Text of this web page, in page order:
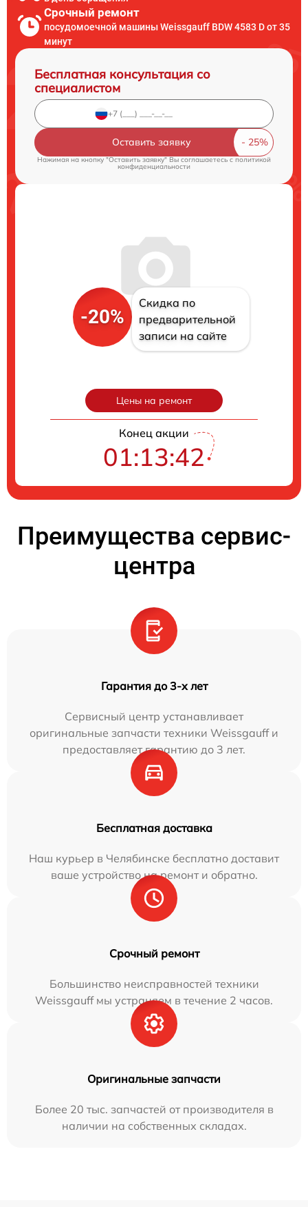
Срочный ремонт
посудомоечной машины Weissgauff BDW 4583 D от 35
минут
Бесплатная консультация со
специалистом
Оставить заявку
Нажимая на кнопку "Оставить заявку" Вы соглашаетесь cполитикой
конфиденциальности
-20%
Скидка по
предварительной
записи на сайте
Цены на ремонт
Конец акции
01:13:41
Преимущества сервис-
центра
Гарантия до 3-х лет
Сервисный центр устанавливает
оригинальные запчасти техники Weissgauff и
предоставляет гарантию до 3 лет.
Бесплатная доставка
Наш курьер в Челябинске бесплатно доставит
ваше устройство на ремонт и обратно.
Срочный ремонт
Большинство неисправностей техники
Weissgauff мы устраняем в течение 2 часов.
Оригинальные запчасти
Более 20 тыс. запчастей от производителя в
наличии на собственных складах.